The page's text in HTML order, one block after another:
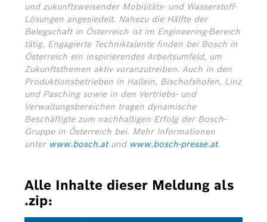
und zukunftsweisender Mobilitäts- und Wasserstoff-
Lösungen angesiedelt. Nahezu die Hälfte der
Belegschaft in Österreich ist im Engineering-Bereich
tätig. Engagierte Techniktalente finden bei Bosch in
Österreich ein inspirierendes Arbeitsumfeld, um
Zukunftsthemen aktiv voranzutreiben. Auch in den
Produktionsbetrieben in Hallein, Bischofshofen, Linz
und Pasching sowie in den Vertriebs- und
Verwaltungsbereichen tragen dynamische
Beschäftigte zum nachhaltigen Erfolg der Bosch-
Gruppe in Österreich bei. Mehr Informationen
unter www.bosch.atund www.bosch-presse.at.
Alle Inhalte dieser Meldung als
.zip: